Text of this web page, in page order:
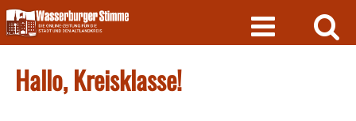
Skip
to
content
Hallo, Kreisklasse!